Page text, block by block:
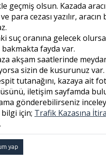
geçmiş olsun. Kazada
para cezası yazılır,
suç oranına gelecek
fayda var.
akşam saatlerinde
sizin de kusurunuz var.
tutanağını, kazaya ait
iletişim sayfamda
gönderebilirseniz
bilgi için; Trafik Kazasına